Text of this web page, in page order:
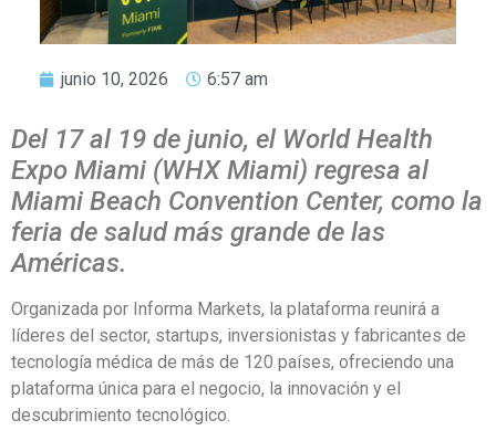
junio 10, 2026 6:57 am
Del 17 al 19 de junio, el World Health
Expo Miami (WHX Miami) regresa al
Miami Beach Convention Center, como la
feria de salud más grande de las
Américas.
Organizada por Informa Markets, la plataforma reunirá a
líderes del sector, startups, inversionistas y fabricantes de
tecnología médica de más de 120 países, ofreciendo una
plataforma única para el negocio, la innovación y el
descubrimiento tecnológico.